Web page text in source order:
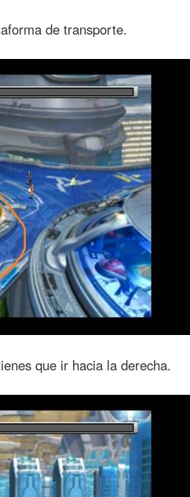
de transporte.
que ir hacia la derecha.